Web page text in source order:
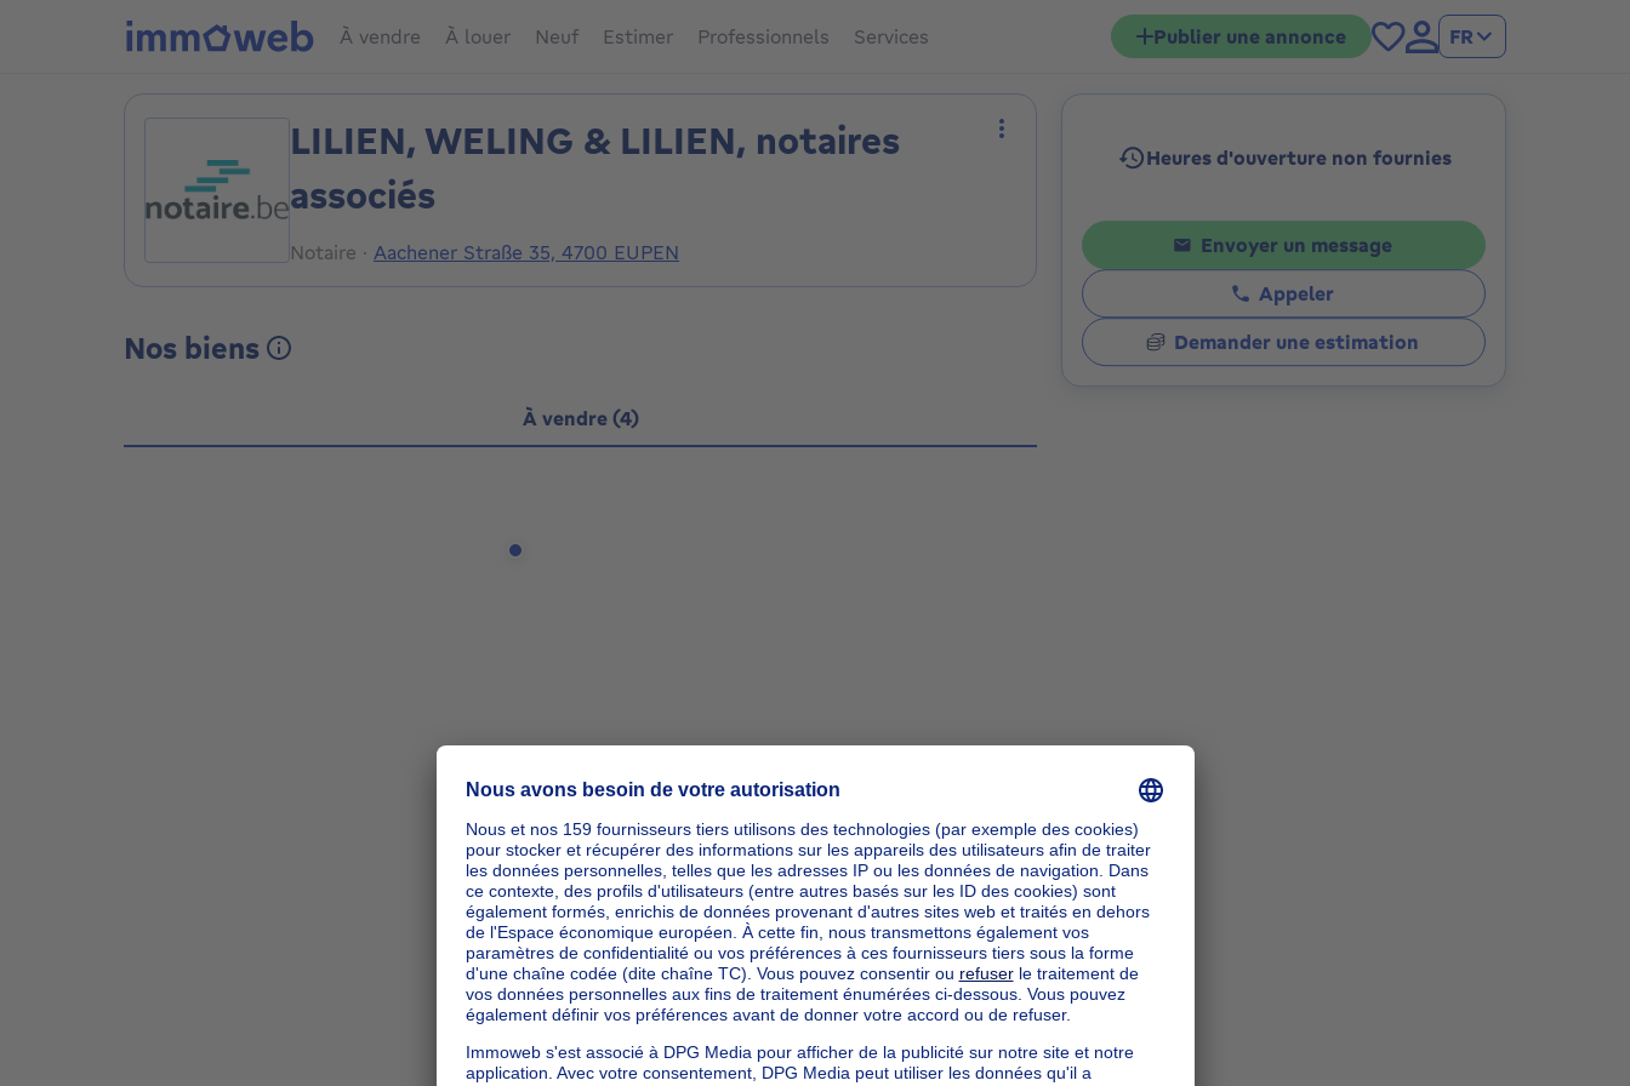
À vendre À louer Neuf Estimer Professionnels Services Publier une annonce FR
LILIEN, WELING & LILIEN, notaires
associés
Notaire · Aachener Straße 35, 4700 EUPEN
Plus d'actions
Nos biens
À vendre (4)
ipp_action_zoomIn
ipp_action_zoomOut
Heures d'ouverture non fournies
Envoyer un message
Appeler
Demander une estimation